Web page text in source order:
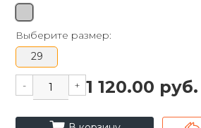
Выберите размер:
29
- + 1 120.00 руб.